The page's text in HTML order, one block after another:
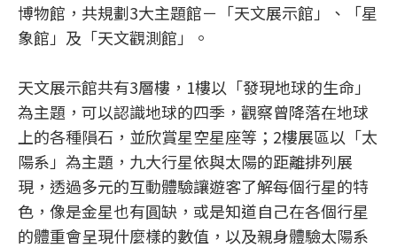
博物館，共規劃3大主題館－「天文展示館」、「星
象館」及「天文觀測館」。
天文展示館共有3層樓，1樓以「發現地球的生命」
為主題，可以認識地球的四季，觀察曾降落在地球
上的各種隕石，並欣賞星空星座等；2樓展區以「太
陽系」為主題，九大行星依與太陽的距離排列展
現，透過多元的互動體驗讓遊客了解每個行星的特
色，像是金星也有圓缺，或是知道自己在各個行星
的體重會呈現什麼樣的數值，以及親身體驗太陽系